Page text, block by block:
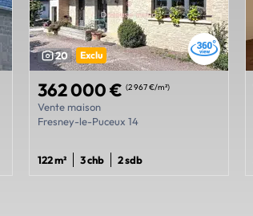
20 Exclu
362 000 € (2 967 €/m²)
Vente maison
Fresney-le-Puceux 14
122 m² 3 chb 2 sdb